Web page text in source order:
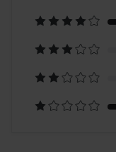
14
betyg